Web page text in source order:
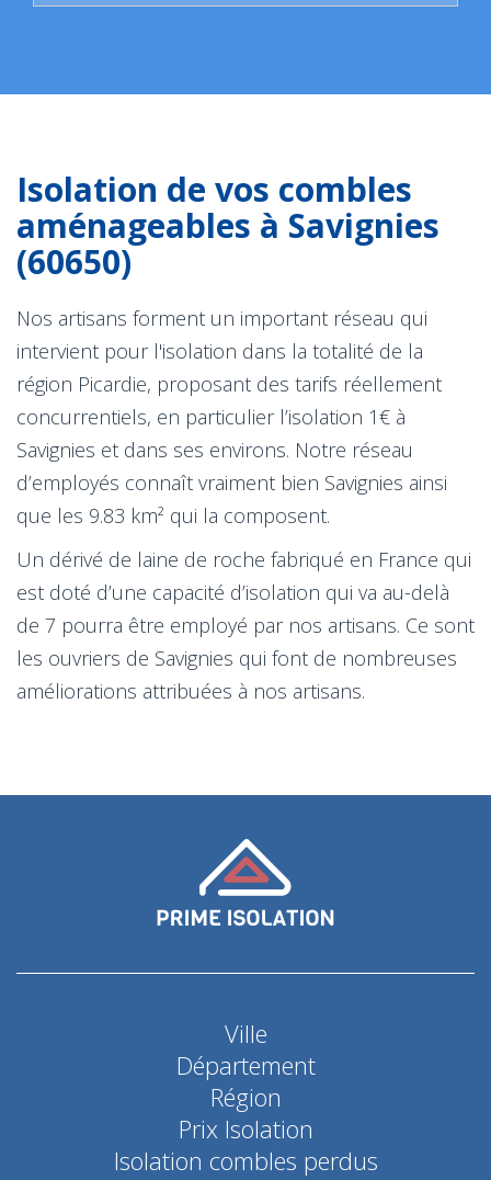
Isolation de vos combles
aménageables à Savignies
(60650)
Nos artisans forment un important réseau qui
intervient pour l'isolation dans la totalité de la
région Picardie, proposant des tarifs réellement
concurrentiels, en particulier l’isolation 1€ à
Savignies et dans ses environs. Notre réseau
d’employés connaît vraiment bien Savignies ainsi
que les 9.83 km² qui la composent.
Un dérivé de laine de roche fabriqué en France qui
est doté d’une capacité d’isolation qui va au-delà
de 7 pourra être employé par nos artisans. Ce sont
les ouvriers de Savignies qui font de nombreuses
améliorations attribuées à nos artisans.
Ville
Département
Région
Prix Isolation
Isolation combles perdus